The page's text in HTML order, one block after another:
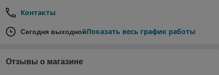
Контакты
Сегодня выходнойПоказать весь график работы
Отзывы о магазине